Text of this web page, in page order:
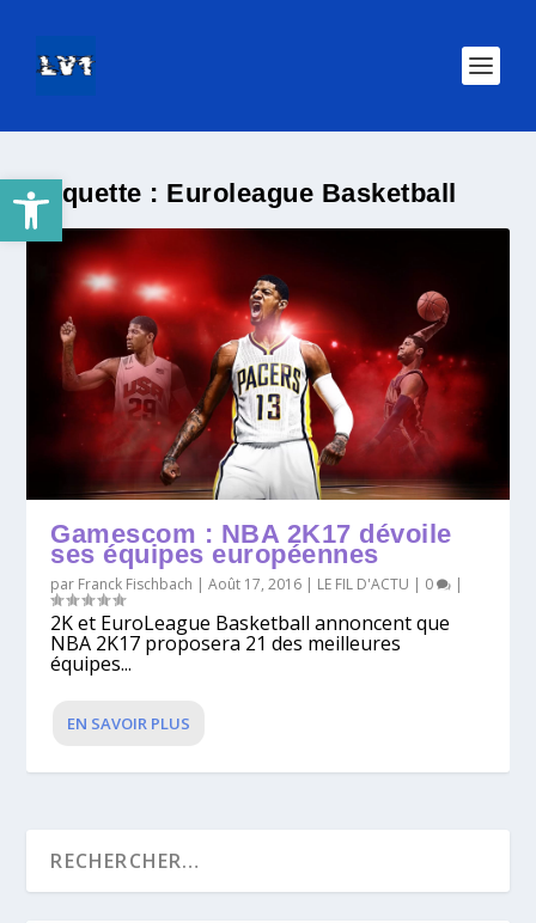
Ouvrir la barre d’outilsÉtiquette : Euroleague Basketball
Gamescom : NBA 2K17 dévoile
ses équipes européennes
par Franck Fischbach |Août 17, 2016 | LE FIL D'ACTU | 0 |
2K et EuroLeague Basketball annoncent que
NBA 2K17 proposera 21 des meilleures
équipes...
EN SAVOIR PLUS